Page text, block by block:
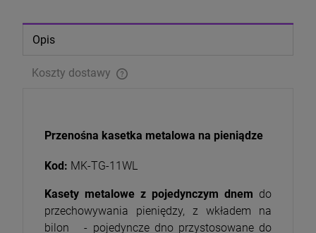
Opis
Koszty dostawy
Przenośna kasetka metalowa na pieniądze
Kod: MK-TG-11WL
Kasety metalowe z pojedynczym dnem do
przechowywania pieniędzy, z wkładem na
bilon - pojedyncze dno przystosowane do